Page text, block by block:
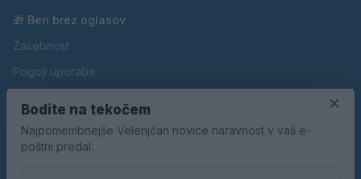
🎁 Beri brez oglasov
Zasebnost
Pogoji uporabe
Oglaševanje
Kontakt
×
Bodite na tekočem
Najpomembnejše Velenjčan novice naravnost v vaš e-
poštni predal.